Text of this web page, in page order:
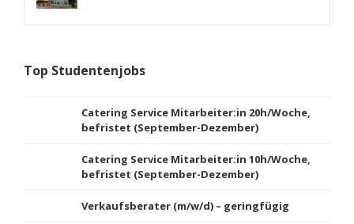
Top Studentenjobs
Catering Service Mitarbeiter:in 20h/Woche,
befristet (September-Dezember)
Catering Service Mitarbeiter:in 10h/Woche,
befristet (September-Dezember)
Verkaufsberater (m/w/d) – geringfügig